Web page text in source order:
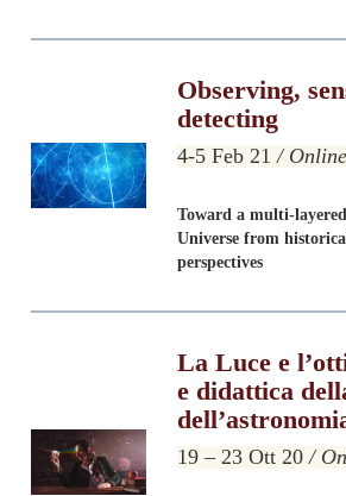
Observing,
detecting
4-5 Feb 21/ Online
Toward a multi-
Universe from
perspectives
La Luce e
e didattica
19 – 23 Ott 20/